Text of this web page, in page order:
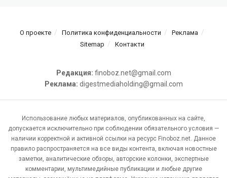
О проекте Политика конфиденциальности
Реклама
Sitemap
Контакти
Редакция: finoboz.net@gmail.com
Реклама: digestmediaholding@gmail.com
Использование любых материалов, опубликованных на сайте,
допускается исключительно при соблюдении обязательного условия —
наличии корректной и активной ссылки на ресурс Finoboz.net. Данное
правило распространяется на все виды контента, включая новостные
заметки, аналитические обзоры, авторские колонки, экспертные
комментарии, мультимедийные публикации и любые другие